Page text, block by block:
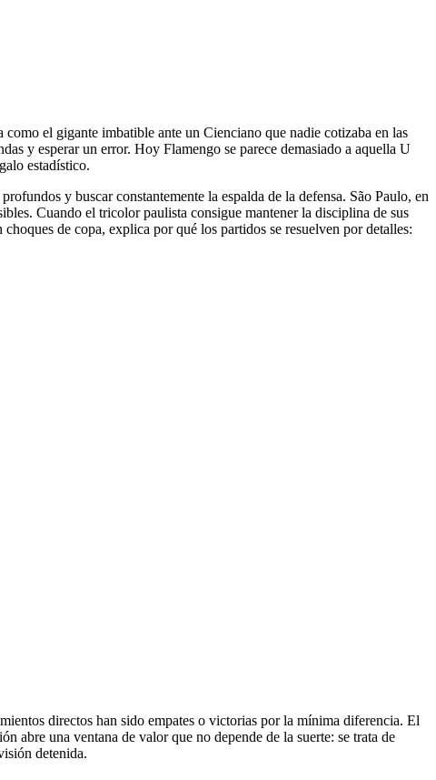
el gigante imbatible ante un Cienciano que nadie cotizaba en las
y esperar un error. Hoy Flamengo se parece demasiado a aquella U
estadístico.
y buscar constantemente la espalda de la defensa. São Paulo, en
Cuando el tricolor paulista consigue mantener la disciplina de sus
de copa, explica por qué los partidos se resuelven por detalles:
directos han sido empates o victorias por la mínima diferencia. El
abre una ventana de valor que no depende de la suerte: se trata de
detenida.